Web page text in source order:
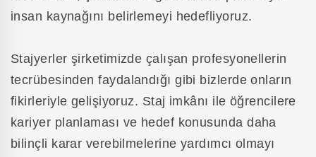
insan kaynağını belirlemeyi hedefliyoruz.
Stajyerler şirketimizde çalışan profesyonellerin
tecrübesinden faydalandığı gibi bizlerde onların
fikirleriyle gelişiyoruz. Staj imkânı ile öğrencilere
kariyer planlaması ve hedef konusunda daha
bilinçli karar verebilmelerine yardımcı olmayı